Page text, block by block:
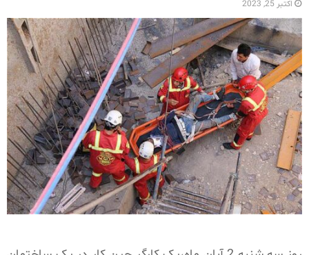
اکتبر 25, 2023